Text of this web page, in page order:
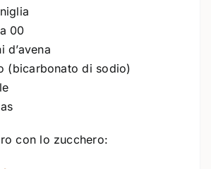
00
(bicarbonato di sodio)
con lo zucchero: